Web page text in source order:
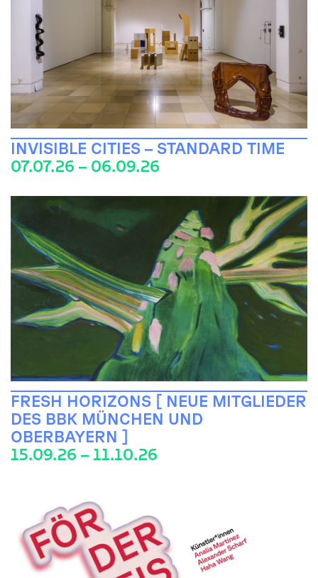
INVISIBLE CITIES – STANDARD TIME
07.07.26 – 06.09.26
FRESH HORIZONS [ NEUE MITGLIEDER
DES BBK MÜNCHEN UND
OBERBAYERN ]
15.09.26 – 11.10.26